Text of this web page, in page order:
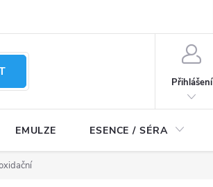
Přihlášení
EMULZE ESENCE / SÉRA